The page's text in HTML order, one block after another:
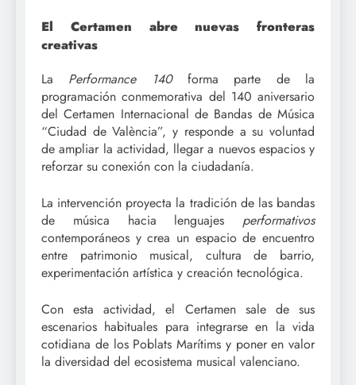
El Certamen abre nuevas fronteras
creativas
La Performance 140forma parte de la
programación conmemorativa del 140 aniversario
del Certamen Internacional de Bandas de Música
“Ciudad de València”, y responde a su voluntad
de ampliar la actividad, llegar a nuevos espacios y
reforzar su conexión con la ciudadanía.
La intervención proyecta la tradición de las bandas
de música hacia lenguajes performativos
contemporáneos y crea un espacio de encuentro
entre patrimonio musical, cultura de barrio,
experimentación artística y creación tecnológica.
Con esta actividad, el Certamen sale de sus
escenarios habituales para integrarse en la vida
cotidiana de los Poblats Marítims y poner en valor
la diversidad del ecosistema musical valenciano.